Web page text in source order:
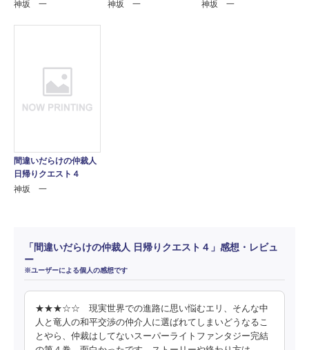
神坂 一
神坂 一
神坂 一
間違いだらけの仲裁人
日帰りクエスト４
神坂 一
「間違いだらけの仲裁人 日帰りクエスト４」感想・レビュ
ー
※ユーザーによる個人の感想です
★★★☆☆ 現実世界での進路に思い悩むエリ、そんな中
人と竜人の和平交渉の仲介人に選ばれてしまいどうなるこ
とやら、仲裁はしてないスーパーライトファンタジー完結